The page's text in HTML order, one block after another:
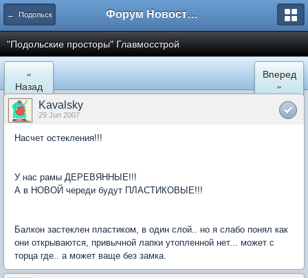
← Подольск Форум Новостройки
"Подольские просторы" Главмосстрой
«
Назад
Вперед
»
Kavalsky
29 Jun 2007
Насчет остекления!!!
У нас рамы ДЕРЕВЯННЫЕ!!!
А в НОВОЙ череди будут ПЛАСТИКОВЫЕ!!!
Балкон застеклен пластиком, в один слой.. но я слабо понял как
они открываются, привычной лапки утопленной нет... может с
торца где.. а может ваще без замка.